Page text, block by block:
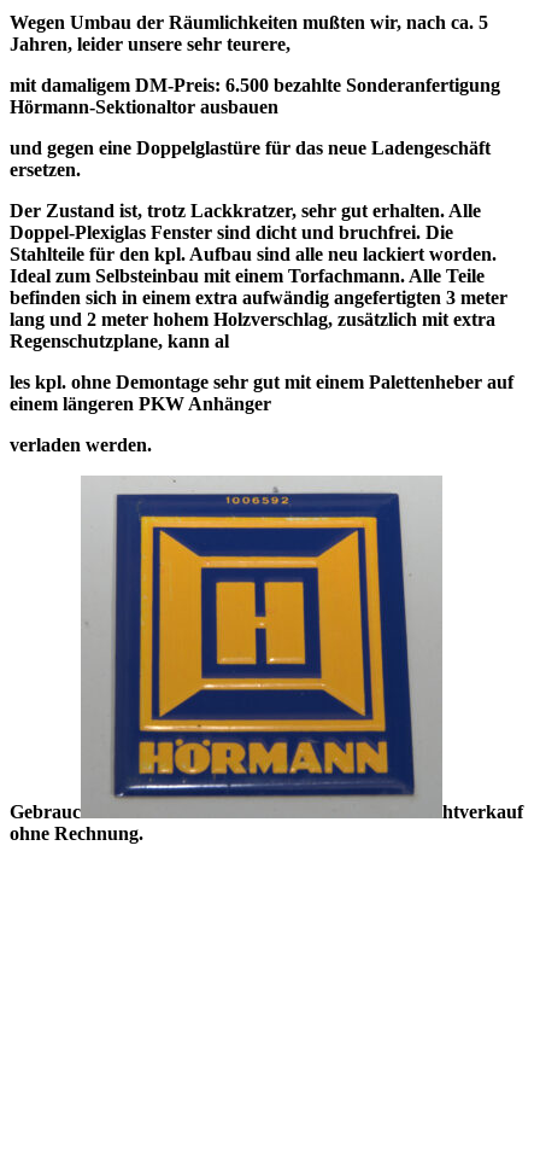
Wegen Umbau der Räumlichkeiten mußten wir, nach ca. 5
Jahren, leider unsere sehr teurere,
mit damaligem DM-Preis: 6.500 bezahlte Sonderanfertigung
Hörmann-Sektionaltor ausbauen
und gegen eine Doppelglastüre für das neue Ladengeschäft
ersetzen.
Der Zustand ist, trotz Lackkratzer, sehr gut erhalten. Alle
Doppel-Plexiglas Fenster sind dicht und bruchfrei. Die
Stahlteile für den kpl. Aufbau sind alle neu lackiert worden.
Ideal zum Selbsteinbau mit einem Torfachmann. Alle Teile
befinden sich in einem extra aufwändig angefertigten 3 meter
lang und 2 meter hohem Holzverschlag, zusätzlich mit extra
Regenschutzplane, kann al
les kpl. ohne Demontage sehr gut mit einem Palettenheber auf
einem längeren PKW Anhänger
verladen werden.
Gebrauc
htverkauf
ohne Rechnung.